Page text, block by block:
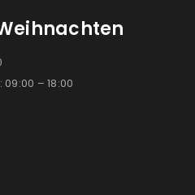
– 18:00